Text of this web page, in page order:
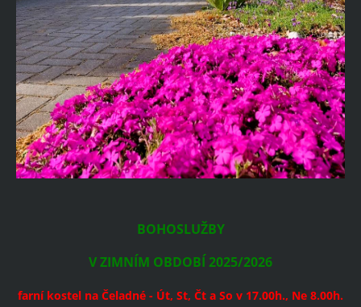
BOHOSLUŽBY
V ZIMNÍM OBDOBÍ 2025/2026
farní kostel na Čeladné - Út, St, Čt a So v 17.00h., Ne 8.00h.